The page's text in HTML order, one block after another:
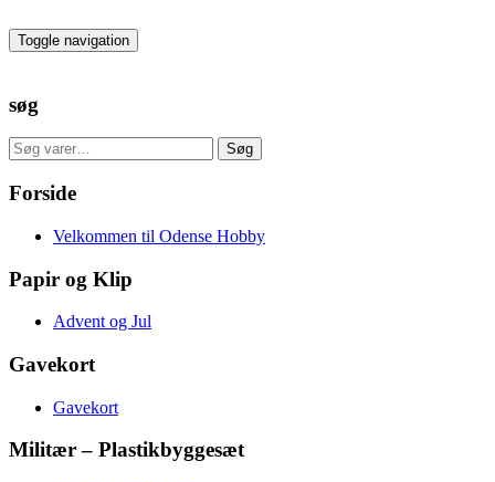
to
the
Toggle navigation
søg
Søg
efter:
Søg
Forside
Velkommen til Odense Hobby
Papir og Klip
Advent og Jul
Gavekort
Gavekort
Militær – Plastikbyggesæt